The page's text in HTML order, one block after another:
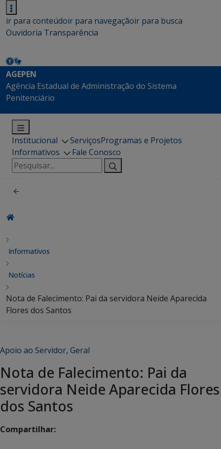
ir para conteúdoir para navegaçãoir para busca
Ouvidoria Transparência
AGEPEN
Agência Estadual de Administração do Sistema
Penitenciário
Institucional ServiçosProgramas e Projetos
Informativos
Fale Conosco
Pesquisar
por:
Informativos
Notícias
Nota de Falecimento: Pai da servidora Neide Aparecida
Flores dos Santos
Apoio ao Servidor, Geral
Nota de Falecimento: Pai da
servidora Neide Aparecida Flores
dos Santos
Compartilhar: